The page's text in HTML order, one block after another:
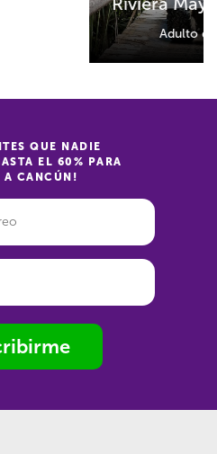
99,999 mxn
QUE NADIE
EL 60% PARA
A CANCÚN!